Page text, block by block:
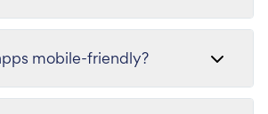
mobile-friendly?